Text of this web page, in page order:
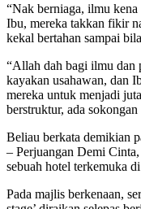
“Nak berniaga, ilmu
Ibu, mereka takkan fikir
kekal bertahan sampai
“Allah dah bagi ilmu dan
kayakan usahawan, dan
mereka untuk menjadi
berstruktur, ada sokongan
Beliau berkata demikian
– Perjuangan Demi
sebuah hotel terkemuka
Pada majlis berkenaan,